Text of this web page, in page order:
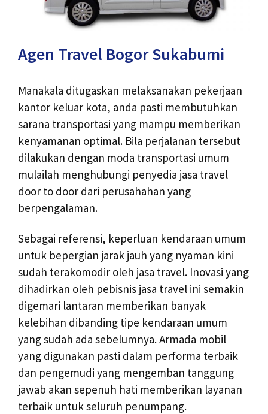
Agen Travel Bogor Sukabumi
Manakala ditugaskan melaksanakan pekerjaan
kantor keluar kota, anda pasti membutuhkan
sarana transportasi yang mampu memberikan
kenyamanan optimal. Bila perjalanan tersebut
dilakukan dengan moda transportasi umum
mulailah menghubungi penyedia jasa travel
door to door dari perusahahan yang
berpengalaman.
Sebagai referensi, keperluan kendaraan umum
untuk bepergian jarak jauh yang nyaman kini
sudah terakomodir oleh jasa travel. Inovasi yang
dihadirkan oleh pebisnis jasa travel ini semakin
digemari lantaran memberikan banyak
kelebihan dibanding tipe kendaraan umum
yang sudah ada sebelumnya. Armada mobil
yang digunakan pasti dalam performa terbaik
dan pengemudi yang mengemban tanggung
jawab akan sepenuh hati memberikan layanan
terbaik untuk seluruh penumpang.